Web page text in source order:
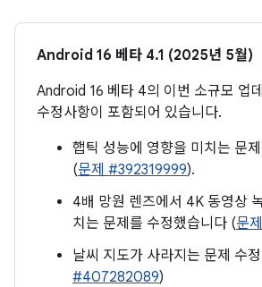
Android 16 베타 4.1 (2025년 5월)
Android 16 베타 4의 이번 소규모 업
수정사항이 포함되어 있습니다.
햅틱 성능에 영향을 미치는 문
(문제 #392319999).
4배 망원 렌즈에서 4K 동영상
치는 문제를 수정했습니다 (문
날씨 지도가 사라지는 문제 수
#407282089)